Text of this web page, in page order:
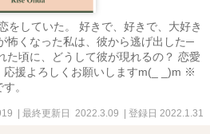
をしていた。 好きで、好きで、大好き
怖くなった私は、彼から逃げ出した─
た頃に、どうして彼が現れるの？ 恋愛
応援よろしくお願いしますm(_ _)m ※
。
| 最終更新日 2022.3.09 | 登録日 2022.1.31